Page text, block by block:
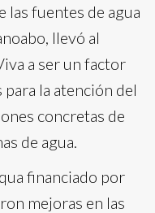
las fuentes de agua
llevó al
a ser un factor
la atención del
concretas de
de agua.
financiado por
mejoras en las